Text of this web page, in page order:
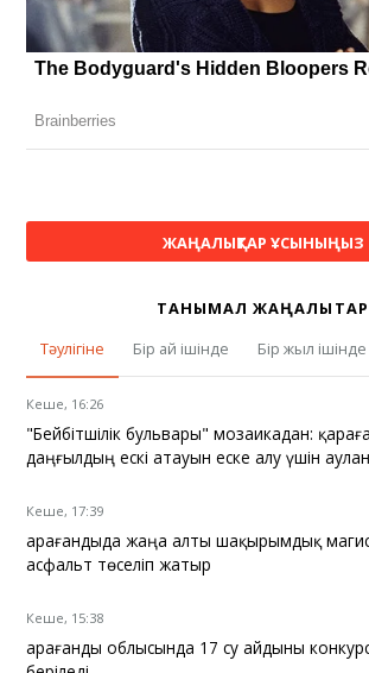
ЖАҢАЛЫҚТАР ҰСЫНЫҢЫЗ
ТАНЫМАЛ ЖАҢАЛЫҚТАР
Тәулігіне
Бір ай ішінде Бір жыл ішінде
Кеше, 16:26
"Бейбітшілік бульвары" мозаикадан:
даңғылдың ескі атауын еске алу үшін
Кеше, 17:39
Қарағандыда жаңа алты шақырымдық
асфальт төселіп жатыр
Кеше, 15:38
Қарағанды облысында 17 су айдыны